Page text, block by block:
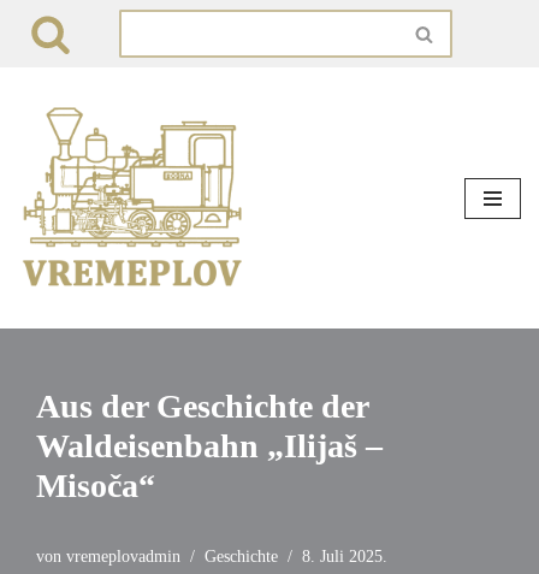
springen
Aus der Geschichte der
Waldeisenbahn „Ilijaš –
Misoča“
von vremeplovadmin Geschichte 8. Juli 2025.